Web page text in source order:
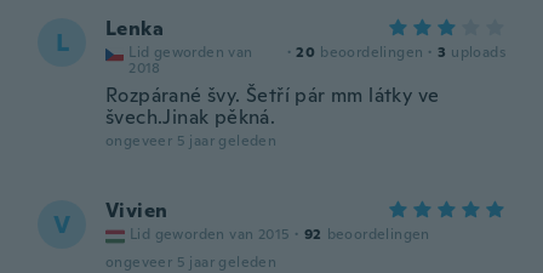
L Lenka
Lid geworden van
2018
· 20 beoordelingen · 3 uploads
Rozpárané švy. Šetří pár mm látky ve
švech.Jinak pěkná.
ongeveer 5 jaar geleden
V Vivien
Lid geworden van 2015 · 92 beoordelingen
ongeveer 5 jaar geleden